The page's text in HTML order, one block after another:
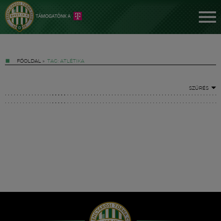
FŐOLDAL » TAG: ATLÉTIKA
SZŰRÉS
Hírek